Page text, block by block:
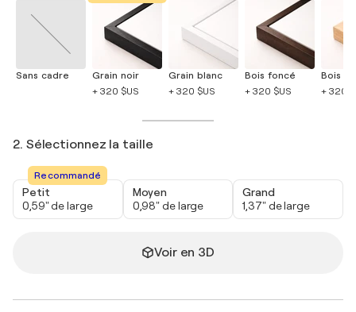
Sans cadre
Grain noir
+ 320 $US
Grain blanc
+ 320 $US
Bois foncé
+ 320 $US
Bois
+ 320
2. Sélectionnez la taille
Recommandé
Petit
0,59" de large
Moyen
0,98" de large
Grand
1,37" de large
Voir en 3D